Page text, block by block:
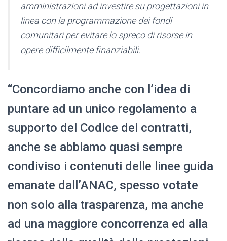
amministrazioni ad investire su progettazioni in
linea con la programmazione dei fondi
comunitari per evitare lo spreco di risorse in
opere difficilmente finanziabili.
“Concordiamo anche con l’idea di
puntare ad un unico regolamento a
supporto del Codice dei contratti,
anche se abbiamo quasi sempre
condiviso i contenuti delle linee guida
emanate dall’ANAC, spesso votate
non solo alla trasparenza, ma anche
ad una maggiore concorrenza ed alla